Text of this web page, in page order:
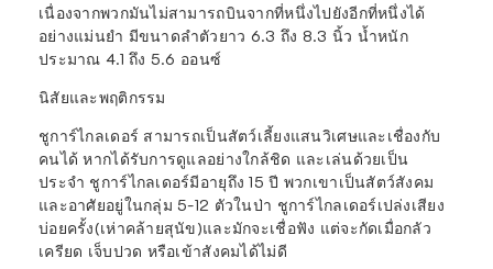
เนื่องจากพวกมันไม่สามารถบินจากที่หนึ่งไปยังอีกที่หนึ่งได้
อย่างแม่นยำ มีขนาดลำตัวยาว 6.3 ถึง 8.3 นิ้ว น้ำหนัก
ประมาณ 4.1 ถึง 5.6 ออนซ์
นิสัยและพฤติกรรม
ชูการ์ไกลเดอร์ สามารถเป็นสัตว์เลี้ยงแสนวิเศษและเชื่องกับ
คนได้ หากได้รับการดูแลอย่างใกล้ชิด และเล่นด้วยเป็น
ประจำ ชูการ์ไกลเดอร์มีอายุถึง 15 ปี พวกเขาเป็นสัตว์สังคม
และอาศัยอยู่ในกลุ่ม 5-12 ตัวในป่า ชูการ์ไกลเดอร์เปล่งเสียง
บ่อยครั้ง(เห่าคล้ายสุนัข)และมักจะเชื่อฟัง แต่จะกัดเมื่อกลัว
เครียด เจ็บปวด หรือเข้าสังคมได้ไม่ดี